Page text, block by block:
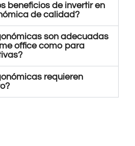
beneficios de invertir en
de calidad?
son adecuadas
office como para
requieren